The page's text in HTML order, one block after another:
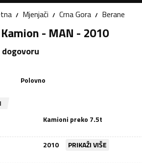
Mjenjači Crna Gora Berane
- MAN - 2010
dogovoru
Polovno
Kamioni preko 7.5t
2010 PRIKAŽI VIŠE